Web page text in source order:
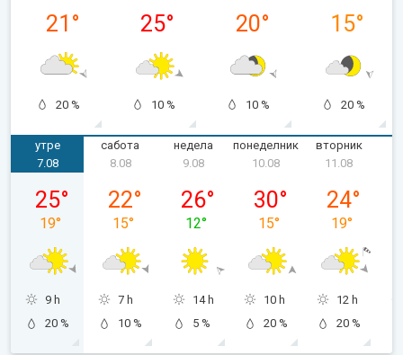
21 °
20 %
25°
10 %
20°
10 %
15°
20 %
утре
петок, 07.08
7.08
25°
19°
9 h
20 %
сабота
8.08
22°
15°
7 h
10 %
недела
9.08
26°
12°
14 h
5 %
понеделник
10.08
30°
15°
10 h
20 %
вторник
11.08
24°
19°
12 h
20 %